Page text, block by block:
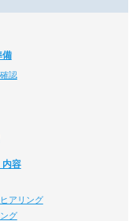
備
認
内容
アリング
グ